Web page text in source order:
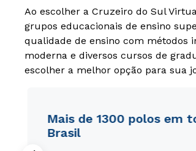
Ao escolher a Cruzeiro do Sul
grupos educacionais de ensino
qualidade de ensino com métodos
moderna e diversos cursos de
escolher a melhor opção para sua
Mais de 1300 polos em
Brasil